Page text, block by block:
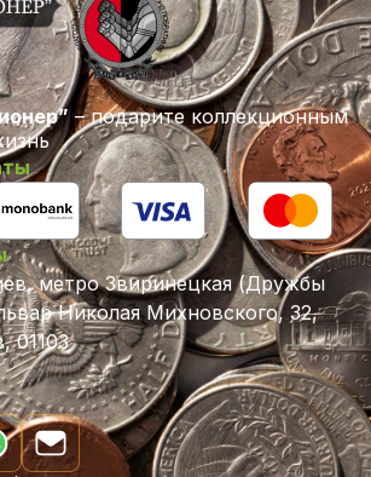
– подарите коллекционным
метро Звиринецкая (Дружбы
Николая Михновского, 32,
01103